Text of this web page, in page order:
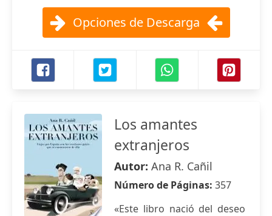
Opciones de Descarga
Los amantes
extranjeros
Autor: Ana R. Cañil
Número de Páginas: 357
«Este libro nació del deseo